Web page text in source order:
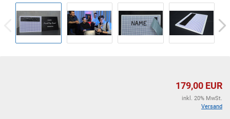
179,00 EUR
inkl. 20% MwSt.
Versand